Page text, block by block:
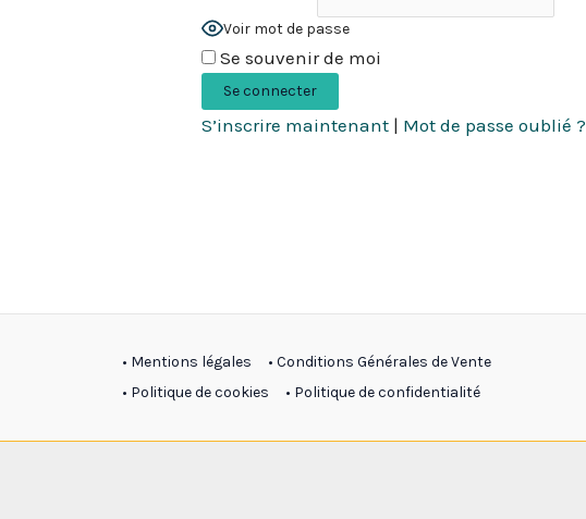
Voir mot de passe
Se souvenir de moi
S’inscrire maintenant | Mot de passe oublié ?
• Mentions légales
• Conditions Générales de Vente
• Politique de cookies
• Politique de confidentialité